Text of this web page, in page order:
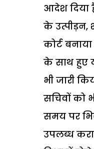
आदेश दिया
के उत्पीड़न,
कोर्ट
के साथ हुए
भी जारी
सचिवों को
समय पर
उपलब्ध